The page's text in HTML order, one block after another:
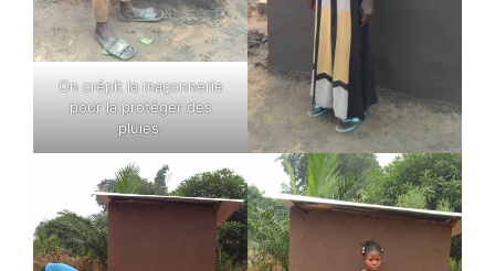
On crépit la maçonnerie
pour la protéger des
pluies.